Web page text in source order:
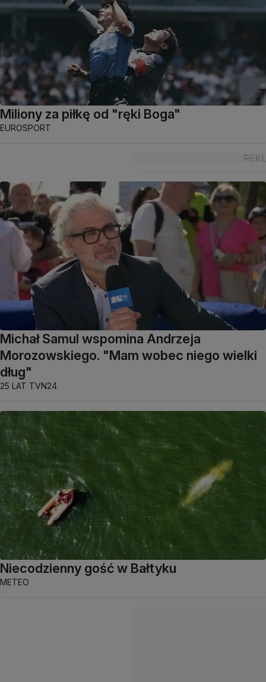
Miliony za piłkę od "ręki Boga"
EUROSPORT
Michał Samul wspomina Andrzeja
Morozowskiego. "Mam wobec niego wielki
dług"
25 LAT TVN24
Niecodzienny gość w Bałtyku
METEO